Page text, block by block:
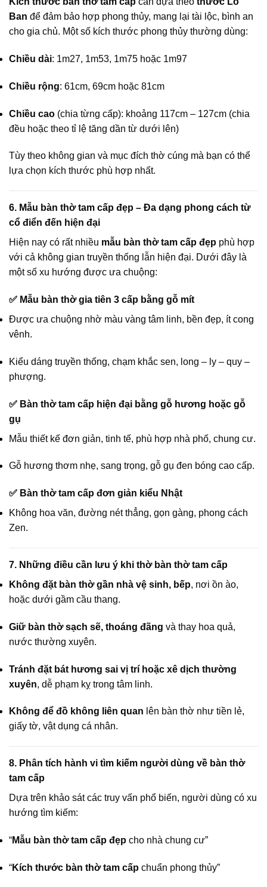
Ban để đảm bảo hợp phong thủy, mang lại tài lộc, bình an
cho gia chủ. Một số kích thước phong thủy thường dùng:
Chiều dài: 1m27, 1m53, 1m75 hoặc 1m97
Chiều rộng: 61cm, 69cm hoặc 81cm
Chiều cao (chia từng cấp): khoảng 117cm – 127cm (chia
đều hoặc theo tỉ lệ tăng dần từ dưới lên)
Tùy theo không gian và mục đích thờ cúng mà bạn có thể
lựa chọn kích thước phù hợp nhất.
6. Mẫu bàn thờ tam cấp đẹp – Đa dạng phong cách từ
cổ điển đến hiện đại
Hiện nay có rất nhiều mẫu bàn thờ tam cấp đẹp phù hợp
với cả không gian truyền thống lẫn hiện đại. Dưới đây là
một số xu hướng được ưa chuộng:
✅ Mẫu bàn thờ gia tiên 3 cấp bằng gỗ mít
Được ưa chuộng nhờ màu vàng tâm linh, bền đẹp, ít cong
vênh.
Kiểu dáng truyền thống, chạm khắc sen, long – ly – quy –
phượng.
✅ Bàn thờ tam cấp hiện đại bằng gỗ hương hoặc gỗ
gụ
Mẫu thiết kế đơn giản, tinh tế, phù hợp nhà phố, chung cư.
Gỗ hương thơm nhẹ, sang trọng, gỗ gụ đen bóng cao cấp.
✅ Bàn thờ tam cấp đơn giản kiểu Nhật
Không hoa văn, đường nét thẳng, gọn gàng, phong cách
Zen.
7. Những điều cần lưu ý khi thờ bàn thờ tam cấp
Không đặt bàn thờ gần nhà vệ sinh, bếp, nơi ồn ào,
hoặc dưới gầm cầu thang.
Giữ bàn thờ sạch sẽ, thoáng đãng và thay hoa quả,
nước thường xuyên.
Tránh đặt bát hương sai vị trí hoặc xê dịch thường
xuyên, dễ phạm kỵ trong tâm linh.
Không để đồ không liên quan lên bàn thờ như tiền lẻ,
giấy tờ, vật dụng cá nhân.
8. Phân tích hành vi tìm kiếm người dùng về bàn thờ
tam cấp
Dựa trên khảo sát các truy vấn phổ biến, người dùng có xu
hướng tìm kiếm:
“Mẫu bàn thờ tam cấp đẹp cho nhà chung cư”
“Kích thước bàn thờ tam cấp chuẩn phong thủy”